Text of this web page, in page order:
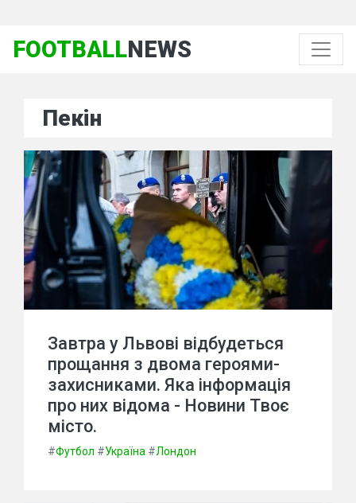
FOOTBALLNEWS
Пекін
Завтра у Львові відбудеться
прощання з двома героями-
захисниками. Яка інформація
про них відома - Новини Твоє
місто.
#Футбол #Україна #Лондон